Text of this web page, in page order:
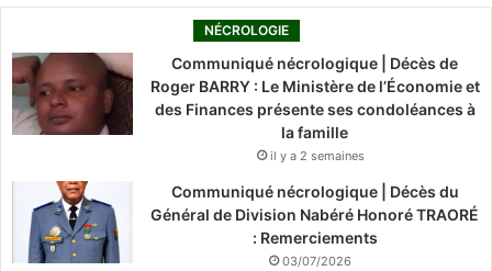
NÉCROLOGIE
Communiqué nécrologique | Décès de
Roger BARRY : Le Ministère de l’Économie et
des Finances présente ses condoléances à
la famille
il y a 2 semaines
Communiqué nécrologique | Décès du
Général de Division Nabéré Honoré TRAORÉ
: Remerciements
03/07/2026